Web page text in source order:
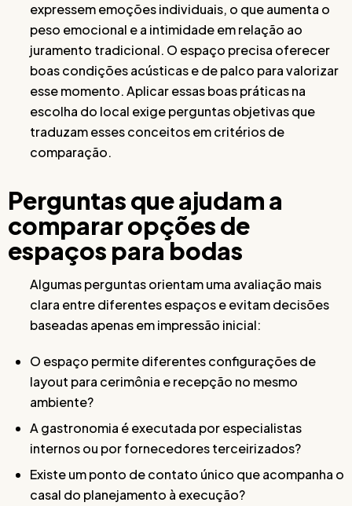
expressem emoções individuais, o que aumenta o
peso emocional e a intimidade em relação ao
juramento tradicional. O espaço precisa oferecer
boas condições acústicas e de palco para valorizar
esse momento. Aplicar essas boas práticas na
escolha do local exige perguntas objetivas que
traduzam esses conceitos em critérios de
comparação.
Perguntas que ajudam a
comparar opções de
espaços para bodas
Algumas perguntas orientam uma avaliação mais
clara entre diferentes espaços e evitam decisões
baseadas apenas em impressão inicial:
O espaço permite diferentes configurações de
layout para cerimônia e recepção no mesmo
ambiente?
A gastronomia é executada por especialistas
internos ou por fornecedores terceirizados?
Existe um ponto de contato único que acompanha o
casal do planejamento à execução?